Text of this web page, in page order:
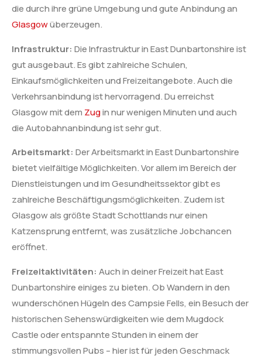
die durch ihre grüne Umgebung und gute Anbindung an
Glasgowüberzeugen.
Infrastruktur: Die Infrastruktur in East Dunbartonshire ist
gut ausgebaut. Es gibt zahlreiche Schulen,
Einkaufsmöglichkeiten und Freizeitangebote. Auch die
Verkehrsanbindung ist hervorragend. Du erreichst
Glasgow mit dem Zugin nur wenigen Minuten und auch
die Autobahnanbindung ist sehr gut.
Arbeitsmarkt: Der Arbeitsmarkt in East Dunbartonshire
bietet vielfältige Möglichkeiten. Vor allem im Bereich der
Dienstleistungen und im Gesundheitssektor gibt es
zahlreiche Beschäftigungsmöglichkeiten. Zudem ist
Glasgow als größte Stadt Schottlands nur einen
Katzensprung entfernt, was zusätzliche Jobchancen
eröffnet.
Freizeitaktivitäten: Auch in deiner Freizeit hat East
Dunbartonshire einiges zu bieten. Ob Wandern in den
wunderschönen Hügeln des Campsie Fells, ein Besuch der
historischen Sehenswürdigkeiten wie dem Mugdock
Castle oder entspannte Stunden in einem der
stimmungsvollen Pubs – hier ist für jeden Geschmack